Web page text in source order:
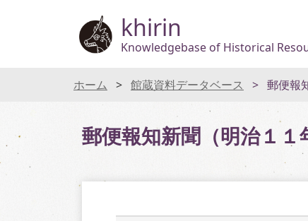
khirin
Knowledgebase of Historical
ホーム 館蔵資料データベース 郵便報
郵便報知新聞（明治１１